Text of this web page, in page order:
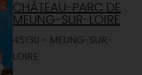
CHÂTEAU-PARC DE
MEUNG-SUR-LOIRE
45130 - MEUNG-SUR-
LOIRE